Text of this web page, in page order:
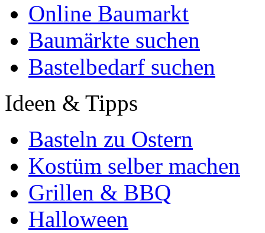
Online Baumarkt
Baumärkte suchen
Bastelbedarf suchen
Ideen & Tipps
Basteln zu Ostern
Kostüm selber machen
Grillen & BBQ
Halloween